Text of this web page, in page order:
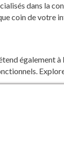
dans la
coin de votre
également